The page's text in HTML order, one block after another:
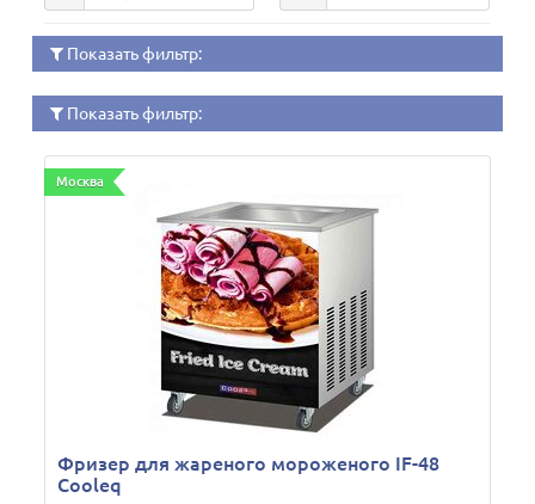
Показать фильтр:
Показать фильтр:
Москва
Фризер для жареного мороженого IF-48
Cooleq